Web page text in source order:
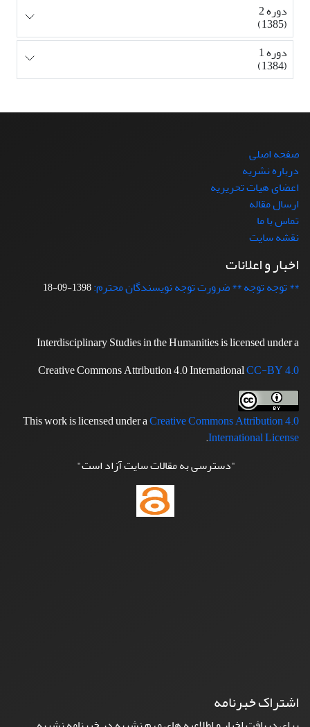
دوره 2
(1385)
دوره 1
(1384)
صفحه اصلی
درباره نشریه
اعضای هیات تحریریه
ارسال مقاله
تماس با ما
نقشه سایت
اخبار و اعلانات
** توجه توجه ** ضرورت توجه نویسندگان محترم:1398-09-18
Interdisciplinary Studies in the Humanities is licensed under a
Creative Commons Attribution 4.0 InternationalCC-BY 4.0
This work is licensed under aCreative Commons Attribution 4.0
International License
.
"دسترسی به مقالات سایت آزاد است"
اشتراک خبرنامه